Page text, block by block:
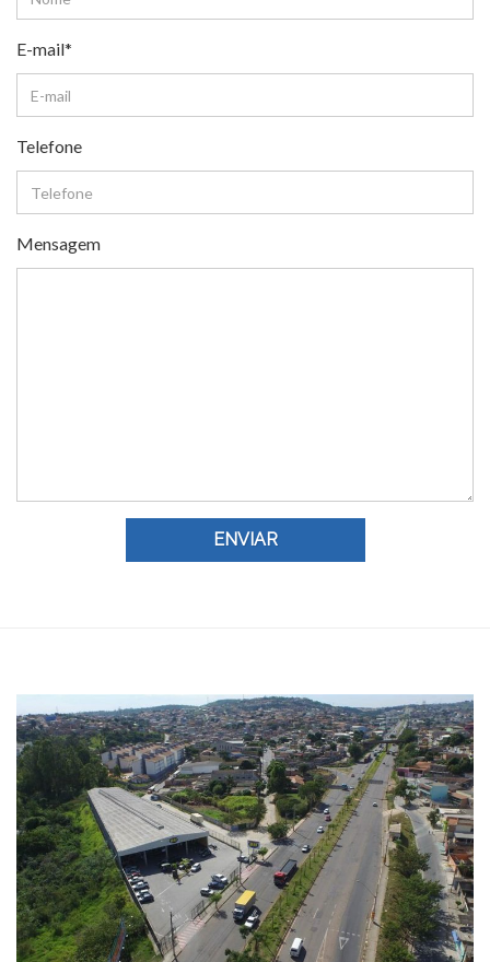
E-mail*
Telefone
Mensagem